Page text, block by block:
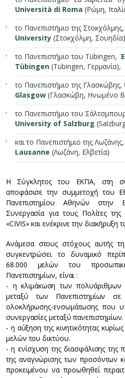
Università di Roma (Ρώμη,
το Πανεπιστήμιο της Στοκχόλμης,
University (Στοκχόλμη,
τo Πανεπιστήμιο του Tübingen,
Tübingen (Tübingen, Γερμανία),
το Πανεπιστήμιο της Γλασκώβης,
Glasgow (Γλασκώβη, Ηνωμένο
το Πανεπιστήμιο του
University of Salzburg
και το Πανεπιστήμιο της Λωζάνης,
Lausanne (Λωζάνη, Ελβετία)
Η Σύγκλητος του ΕΚΠΑ, στη
αποφάσισε την συμμετοχή του
Πανεπιστημίου Αθηνών στην
Συνεργασία για τους Πολίτες
«CIVIS» και ενέκρινε την διακήρυξη
Ανάμεσα στους στόχους αυτής
συγκεντρώσει το δυναμικό
68.000 μελών του
Πανεπιστημίων, είναι :
- η κλιμάκωση των
μεταξύ των Πανεπιστημίων
ολοκλήρωσης-ενσωμάτωσης που
συνεργασίες μεταξύ πανεπιστημίων.
- η αύξηση της κινητικότητας
μελών του δικτύου.
- η ενίσχυση της διασφάλισης της
της αναγνώρισης των προσόντων
προκειμένου να προωθηθεί